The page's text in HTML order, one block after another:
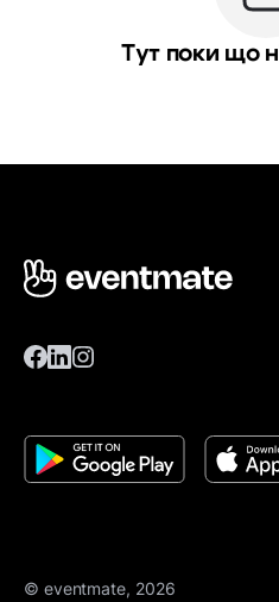
Тут поки що
© eventmate, 2026